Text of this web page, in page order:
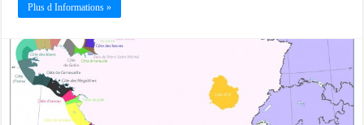
Plus d Informations »